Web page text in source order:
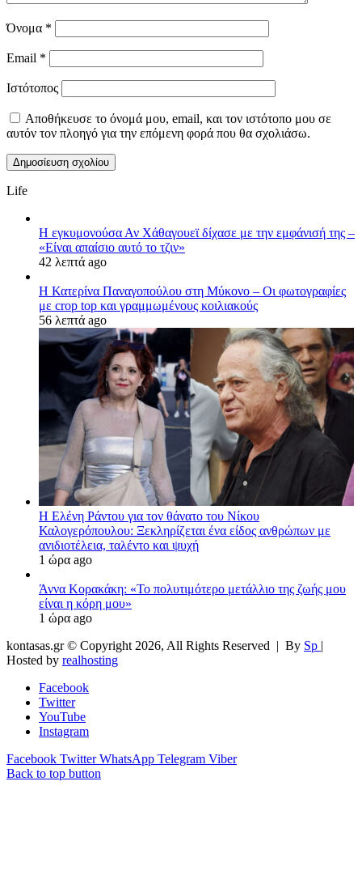
Όνομα *
Email *
Ιστότοπος
Αποθήκευσε το όνομά μου, email, και τον ιστότοπο μου σε
αυτόν τον πλοηγό για την επόμενη φορά που θα σχολιάσω.
Life
Η εγκυμονούσα Αν Χάθαγουεϊ δίχασε με την εμφάνισή της –
«Είναι απαίσιο αυτό το τζιν»
42 λεπτά ago
Η Κατερίνα Παναγοπούλου στη Μύκονο – Οι φωτογραφίες
με crop top και γραμμωμένους κοιλιακούς
56 λεπτά ago
Η Ελένη Ράντου για τον θάνατο του Νίκου
Καλογερόπουλου: Ξεκληρίζεται ένα είδος ανθρώπων με
ανιδιοτέλεια, ταλέντο και ψυχή
1 ώρα ago
Άννα Κορακάκη: «Το πολυτιμότερο μετάλλιο της ζωής μου
είναι η κόρη μου»
1 ώρα ago
kontasas.gr © Copyright 2026, All Rights Reserved | By Sp |
Hosted by realhosting
Facebook
Twitter
YouTube
Instagram
Facebook Twitter WhatsApp Telegram Viber
Back to top button